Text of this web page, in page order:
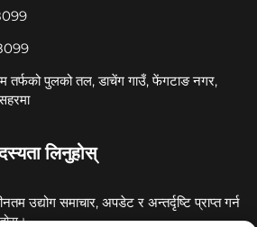
तर्फको पुलको तल, डाचेंग गाउँ, फेंगटाङ नगर,
लिनुहोस्
उद्योग समाचार, अपडेट र अन्तर्दृष्टि प्राप्त गर्न